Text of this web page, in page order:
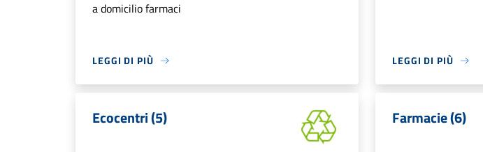
a domicilio farmaci
LEGGI DI PIÙ LEGGI DI PIÙ
Ecocentri (5) Farmacie (6)